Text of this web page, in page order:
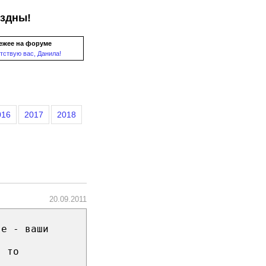
на форуме
вас, Данила!
2017 2018
20.09.2011
- ваши
то